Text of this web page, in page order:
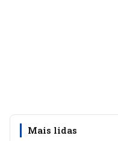
Mais lidas